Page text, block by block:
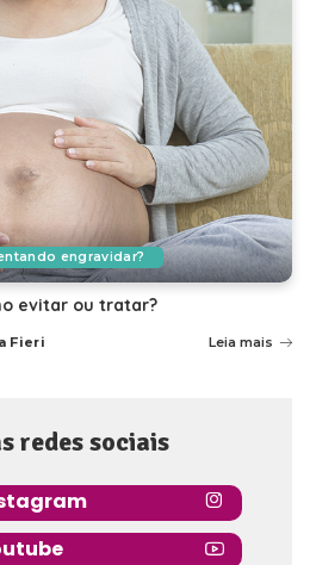
engravidar?
evitar ou tratar?
Fieri Leia mais
redes sociais